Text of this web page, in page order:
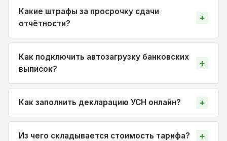
Какие штрафы за просрочку сдачи
отчётности?
Как подключить автозагрузку банковских
выписок?
Как заполнить декларацию УСН онлайн?
Из чего складывается стоимость тарифа?